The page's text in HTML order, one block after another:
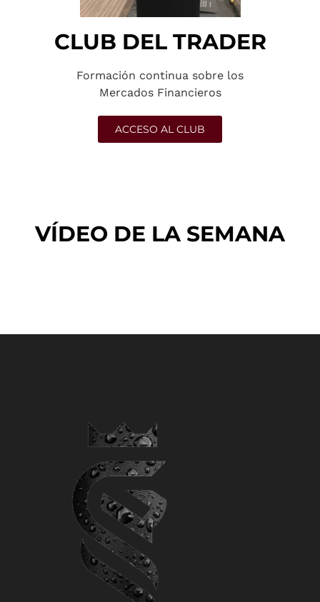
CLUB DEL TRADER
Formación continua sobre los
Mercados Financieros
ACCESO AL CLUB
VÍDEO DE LA SEMANA